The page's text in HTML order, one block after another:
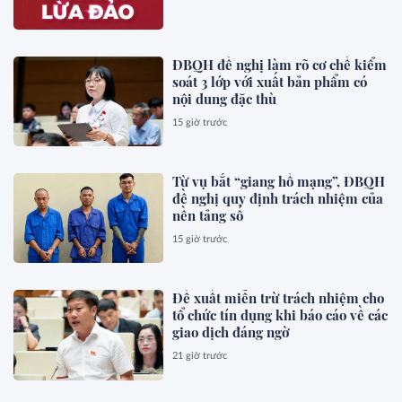
ĐBQH đề nghị làm rõ cơ chế kiểm
soát 3 lớp với xuất bản phẩm có
nội dung đặc thù
15 giờ trước
Từ vụ bắt “giang hồ mạng”, ĐBQH
đề nghị quy định trách nhiệm của
nền tảng số
15 giờ trước
Đề xuất miễn trừ trách nhiệm cho
tổ chức tín dụng khi báo cáo về các
giao dịch đáng ngờ
21 giờ trước